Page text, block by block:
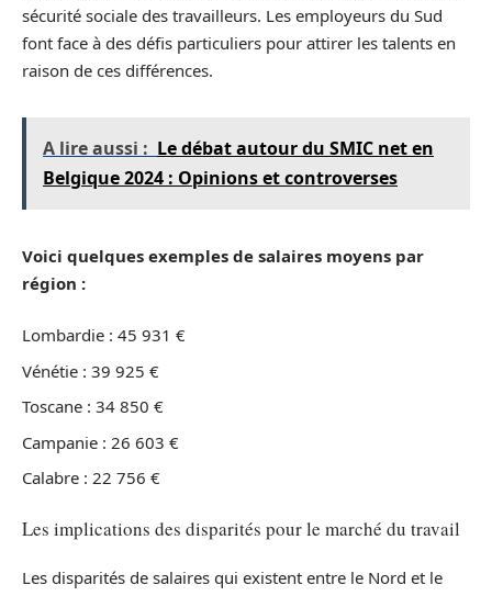
sécurité sociale des travailleurs. Les employeurs du Sud
font face à des défis particuliers pour attirer les talents en
raison de ces différences.
A lire aussi : Le débat autour du SMIC net en
Belgique 2024 : Opinions et controverses
Voici quelques exemples de salaires moyens par
région :
Lombardie : 45 931 €
Vénétie : 39 925 €
Toscane : 34 850 €
Campanie : 26 603 €
Calabre : 22 756 €
Les implications des disparités pour le marché du travail
Les disparités de salaires qui existent entre le Nord et le